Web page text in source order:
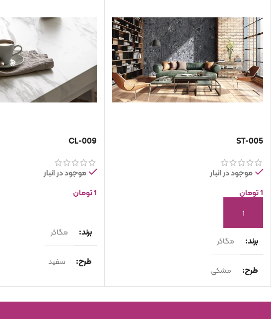
ST-005
موجود در انبار
1تومان
افزودن به سبد خرید
برند مگاکر
طرح مشکی
نوع محصول اسلب
CL-009
موجود در انبار
1تومان
برند مگاکر
طرح سفید
نوع محصول اسلب